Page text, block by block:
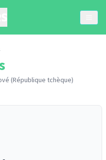
(République tchèque)